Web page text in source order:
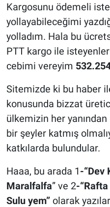
Kargosunu ödemeli
yollayabileceğimi
yolladım. Hala bu
PTT kargo ile
cebimi vereyim
Sitemizde ki bu haber
konusunda bizzat
ülkemizin her
bir şeyler katmış
katkılarda bulundular.
Haaa, bu arada 1-“Dev
Maralfalfa” ve 2-“Rafta
Sulu yem”olarak